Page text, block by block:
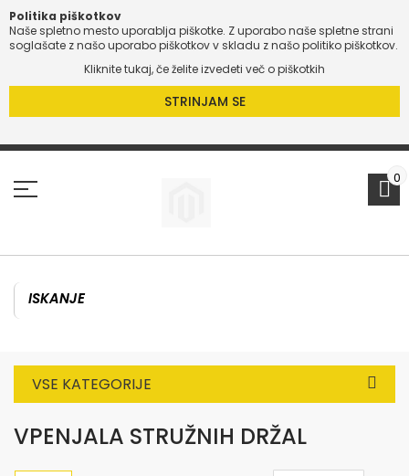
Politika piškotkov
Naše spletno mesto uporablja piškotke. Z uporabo naše spletne strani
soglašate z našo uporabo piškotkov v skladu z našo politiko piškotkov.
Kliknite tukaj, če želite izvedeti več o piškotkih
STRINJAM SE
Preskoči
0
VSE KATEGORIJE
VPENJALA STRUŽNIH DRŽAL